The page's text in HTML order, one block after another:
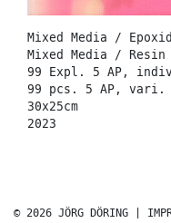
Mixed Media /
Mixed Media / Resin
99 Expl. 5 AP,
99 pcs. 5 AP, vari.
30x25cm
2023
© 2026 JÖRG DÖRING |